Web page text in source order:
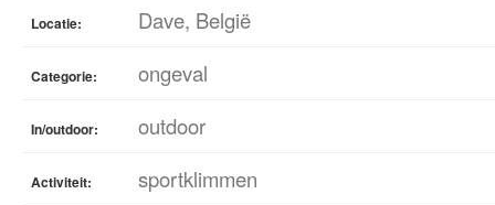
Locatie: Dave, België
Categorie: ongeval
In/outdoor: outdoor
Activiteit: sportklimmen